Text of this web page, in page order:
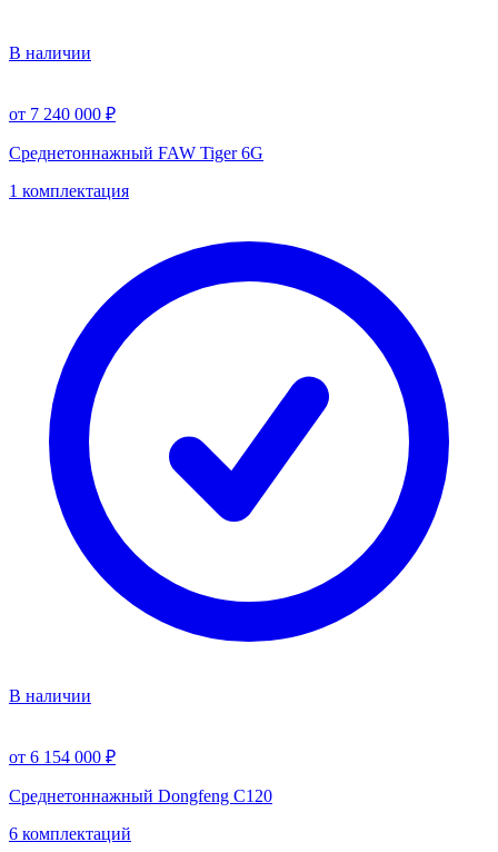
В наличии
от 7 240 000 ₽
Среднетоннажный FAW Tiger 6G
1 комплектация
В наличии
от 6 154 000 ₽
Среднетоннажный Dongfeng C120
6 комплектаций